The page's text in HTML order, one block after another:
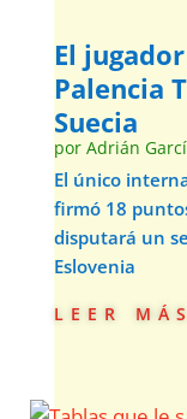
El
Palencia
Suecia
por Adrián
El único
firmó 18
disputará un
Eslovenia
leer más